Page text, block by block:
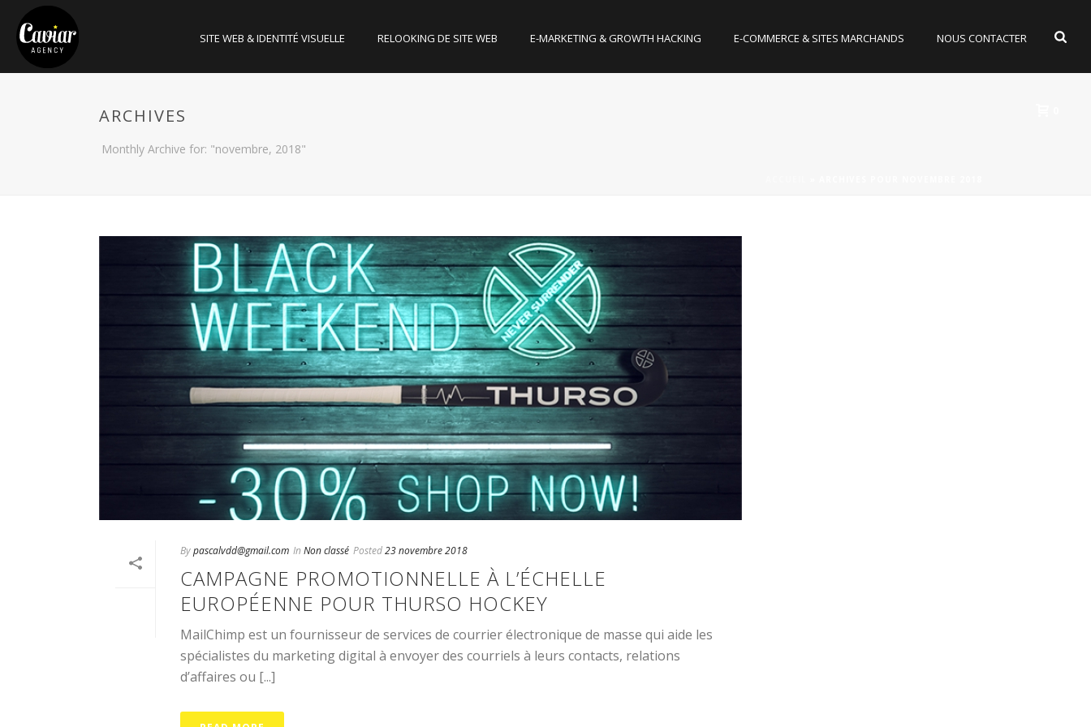
SITE WEB & IDENTITÉ VISUELLE RELOOKING DE SITE WEB E-MARKETING & GROWTH HACKING E-COMMERCE & SITES MARCHANDS NOUS CONTACTER
ARCHIVES
Monthly Archive for: "novembre, 2018"
Bypascalvdd@gmail.com In Non classé Posted23 novembre 2018
CAMPAGNE PROMOTIONNELLE À L’ÉCHELLE
EUROPÉENNE POUR THURSO HOCKEY
MailChimp est un fournisseur de services de courrier électronique de masse qui aide les
spécialistes du marketing digital à envoyer des courriels à leurs contacts, relations
d’affaires ou [...]